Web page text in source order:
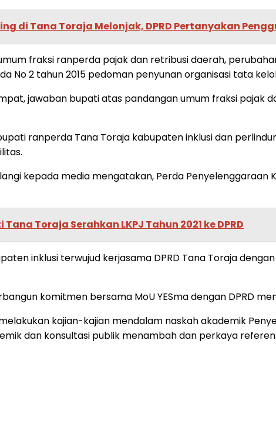
di Tana Toraja Melonjak, DPRD Pertanyakan
fraksi ranperda pajak dan retribusi daerah,
No 2 tahun 2015 pedoman penyunan organisasi tata
jawaban bupati atas pandangan umum fraksi pajak
ranperda Tana Toraja kabupaten inklusi dan
kepada media mengatakan, Perda
Toraja Serahkan LKPJ Tahun 2021 ke DPRD
inklusi terwujud kerjasama DPRD Tana Toraja
komitmen bersama MoU YESma dengan DPRD
kajian-kajian mendalam naskah akademik
dan konsultasi publik menambah dan perkaya